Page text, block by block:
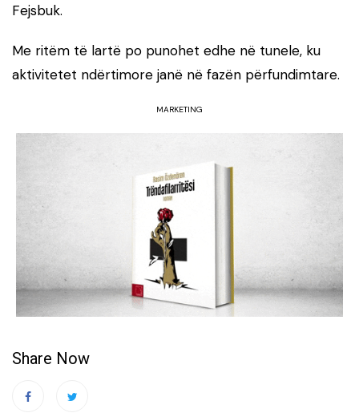
Fejsbuk.
Me ritëm të lartë po punohet edhe në tunele, ku
aktivitetet ndërtimore janë në fazën përfundimtare.
MARKETING
Share Now